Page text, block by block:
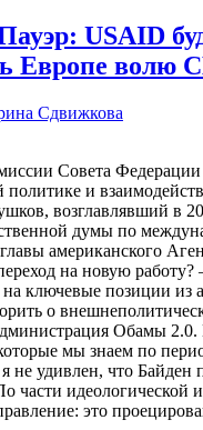
USAID
Европе волю
Сдвижкова
Совета
и
возглавлявший в
думы по
американского
на новую работу?
ключевые позиции из
о
Обамы
мы знаем по
удивлен, что Байден
части идеологической
это